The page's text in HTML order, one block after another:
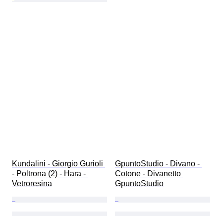
Kundalini - Giorgio Gurioli
- Poltrona (2) - Hara -
Vetroresina
GpuntoStudio - Divano -
Cotone - Divanetto
GpuntoStudio